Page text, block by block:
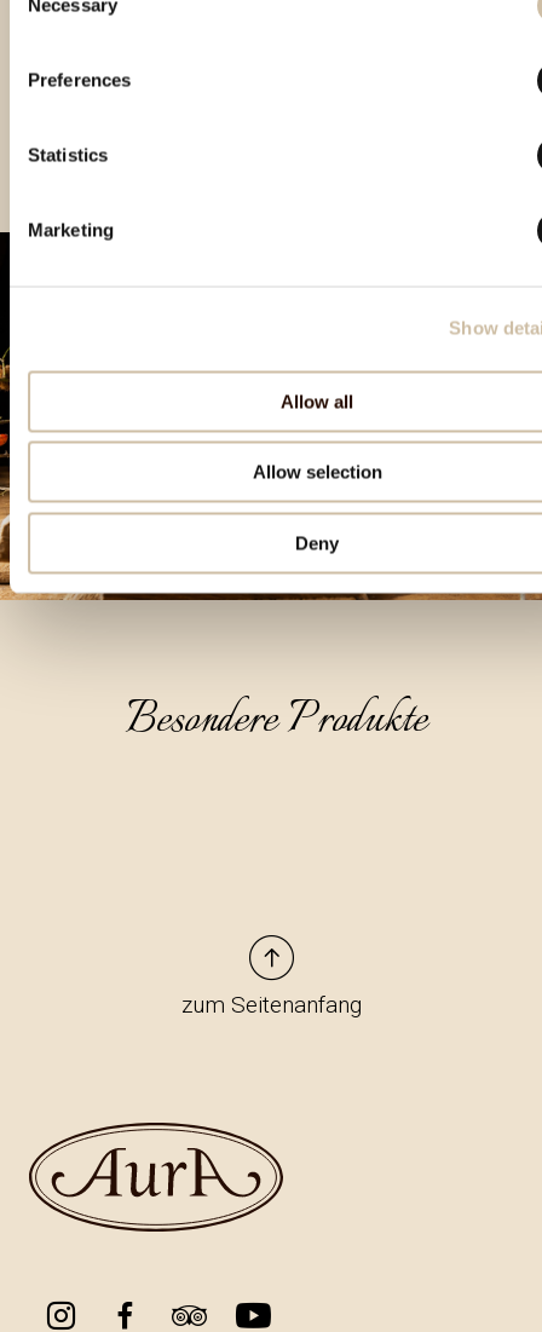
Selection
Necessary
Preferences
Statistics
Marketing
Show
Allow all
Allow selection
Deny
Besondere Produkte
zum Seitenanfang